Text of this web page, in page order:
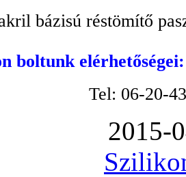
bázisú réstömítő
boltunk
Tel: 06-20-
2015-